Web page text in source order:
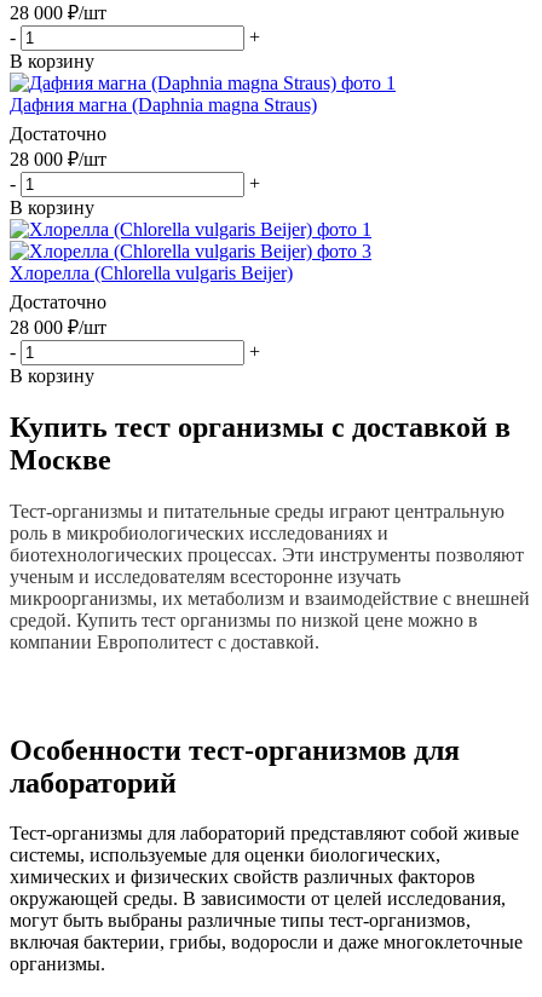
28 000 ₽/шт
-
+
В корзину
Дафния магна (Daphnia magna Straus)
Достаточно
28 000 ₽/шт
-
+
В корзину
Хлорелла (Chlorella vulgaris Beijer)
Достаточно
28 000 ₽/шт
-
+
В корзину
Купить тест организмы с доставкой в
Москве
Тест-организмы и питательные среды играют центральную
роль в микробиологических исследованиях и
биотехнологических процессах. Эти инструменты позволяют
ученым и исследователям всесторонне изучать
микроорганизмы, их метаболизм и взаимодействие с внешней
средой. Купить тест организмы по низкой цене можно в
компании Европолитест с доставкой.
Особенности тест-организмов для
лабораторий
Тест-организмы для лабораторий представляют собой живые
системы, используемые для оценки биологических,
химических и физических свойств различных факторов
окружающей среды. В зависимости от целей исследования,
могут быть выбраны различные типы тест-организмов,
включая бактерии, грибы, водоросли и даже многоклеточные
организмы.